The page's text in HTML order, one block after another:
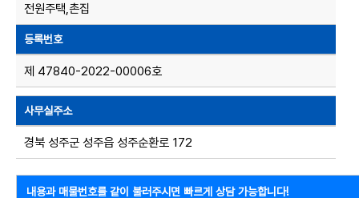
전원주택,촌집
등록번호
제 47840-2022-00006호
사무실주소
경북 성주군 성주읍 성주순환로 172
내용과 매물번호를 같이 불러주시면 빠르게 상담 가능합니다!